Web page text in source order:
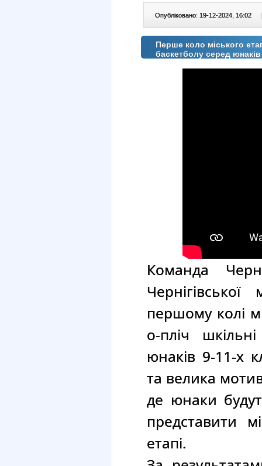
Опубліковано: 19-12-2024, 16:02 |
Перше коло міського
баскетболу серед юнаків
Команда
першому колі
о-пліч
юнаків 9-11-х
та велика
де юнаки
представити
етапі.